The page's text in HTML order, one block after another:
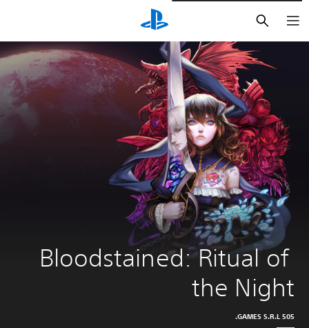
Bloodstained: Ritual of
the Night
505 GAMES S.R.L.